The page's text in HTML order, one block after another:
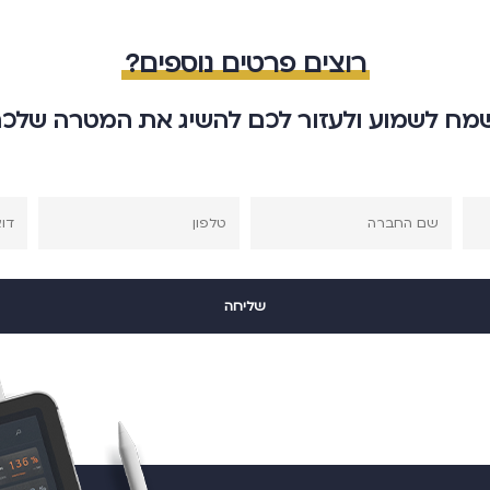
רוצים פרטים נוספים?
לשמוע ולעזור לכם להשיג את המטרה